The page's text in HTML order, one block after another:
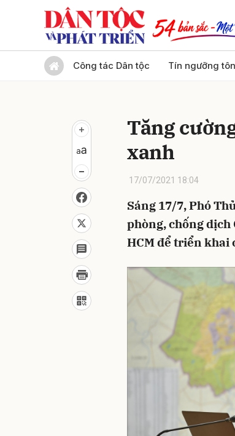
Công tác Dân tộc Tín ngưỡng
Tăng
xanh
17/07/2021 18:04
Sáng 17/7, Phó
phòng, chống dịch
HCM để triển khai